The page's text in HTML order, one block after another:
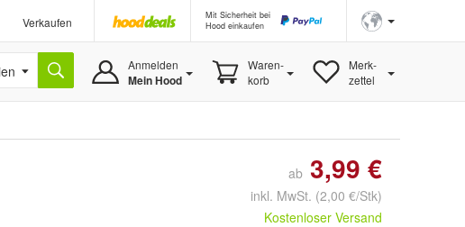
Verkaufen
Mit Sicherheit bei
Hood einkaufen
Anmelden
Mein Hood
Waren-
korb
Merk-
zettel
ab 3,99 €
inkl. MwSt. (2,00 €/Stk)
Kostenloser Versand